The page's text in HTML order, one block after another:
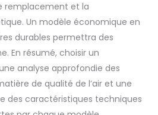
remplacement et la
Un modèle économique en
durables permettra des
En résumé, choisir un
analyse approfondie des
de qualité de l’air et une
des caractéristiques techniques